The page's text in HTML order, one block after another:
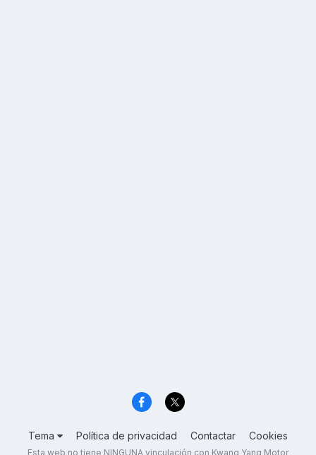
Tema Política de privacidad Contactar Cookies
Esta web no tiene NINGUNA vinculación con Kwang Yang Motor